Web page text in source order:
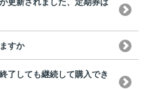
すか
了しても継続して購入でき